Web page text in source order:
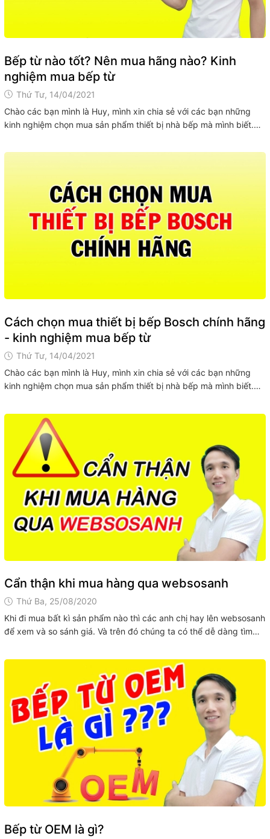
Bếp từ nào tốt? Nên mua hãng nào? Kinh
nghiệm mua bếp từ
Thứ Tư, 14/04/2021
Chào các bạn mình là Huy, mình xin chia sẻ với các bạn những
kinh nghiệm chọn mua sản phẩm thiết bị nhà bếp mà mình biết.
xem. VIDEO: BẾP TỪ NÀO TỐT? NÊN MUA BẾP TỪ...
Cách chọn mua thiết bị bếp Bosch chính hãng
- kinh nghiệm mua bếp từ
Thứ Tư, 14/04/2021
Chào các bạn mình là Huy, mình xin chia sẻ với các bạn những
kinh nghiệm chọn mua sản phẩm thiết bị nhà bếp mà mình biết.
xem. VIDEO: CÁCH CHỌN MUA THIẾT BỊ BẾP BOSCH CHÍNH...
Cẩn thận khi mua hàng qua websosanh
Thứ Ba, 25/08/2020
Khi đi mua bất kì sản phẩm nào thì các anh chị hay lên websosanh
để xem và so sánh giá. Và trên đó chúng ta có thể dễ dàng tìm
chẳng có gì đáng nói nếu...
Bếp từ OEM là gì?